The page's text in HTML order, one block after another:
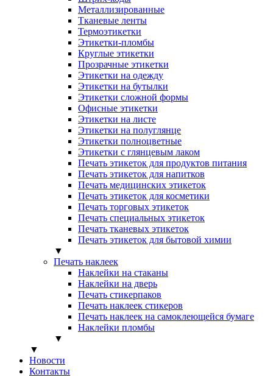
Металлизированные
Тканевые ленты
Термоэтикетки
Этикетки-пломбы
Круглые этикетки
Прозрачные этикетки
Этикетки на одежду
Этикетки на бутылки
Этикетки сложной формы
Офисные этикетки
Этикетки на листе
Этикетки на полуглянце
Этикетки полноцветные
Этикетки с глянцевым лаком
Печать этикеток для продуктов питания
Печать этикеток для напитков
Печать медицинских этикеток
Печать этикеток для косметики
Печать торговых этикеток
Печать специальных этикеток
Печать тканевых этикеток
Печать этикеток для бытовой химии
▼
Печать наклеек
Наклейки на стаканы
Наклейки на дверь
Печать стикерпаков
Печать наклеек стикеров
Печать наклеек на самоклеющейся бумаге
Наклейки пломбы
▼
▼
Новости
Контакты